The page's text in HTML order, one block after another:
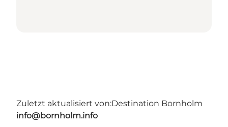
Zuletzt aktualisiert von:Destination Bornholm
info@bornholm.info